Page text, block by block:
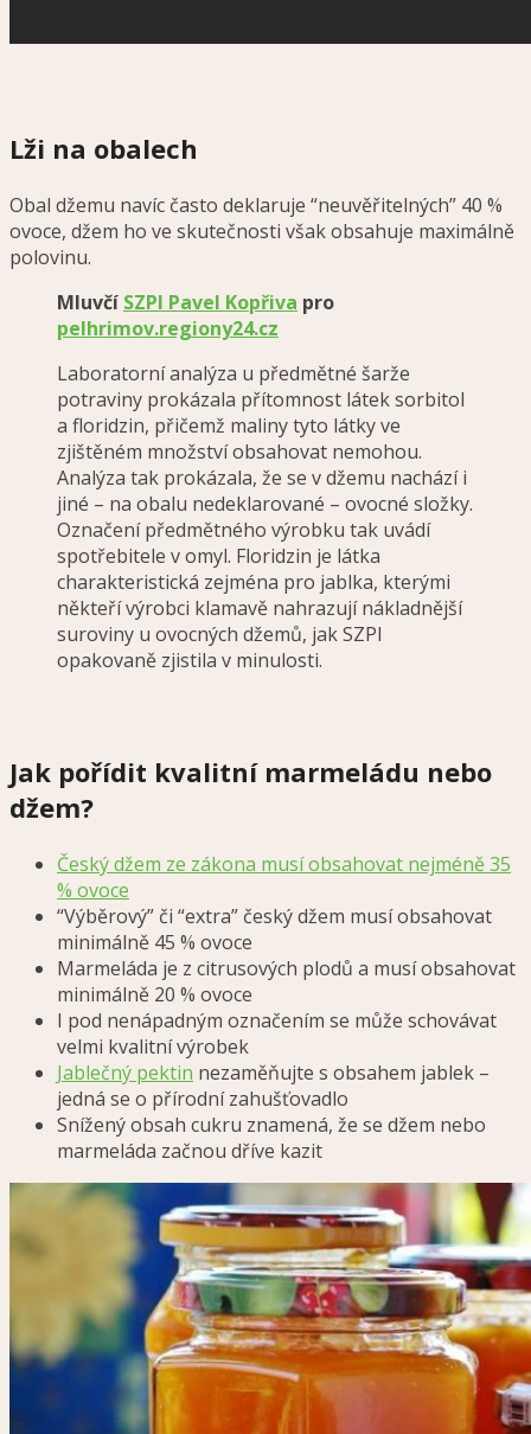
Lži na obalech
Obal džemu navíc často deklaruje “neuvěřitelných” 40 %
ovoce, džem ho ve skutečnosti však obsahuje maximálně
polovinu.
Mluvčí SZPI Pavel Kopřiva pro
pelhrimov.regiony24.cz
Laboratorní analýza u předmětné šarže
potraviny prokázala přítomnost látek sorbitol
a floridzin, přičemž maliny tyto látky ve
zjištěném množství obsahovat nemohou.
Analýza tak prokázala, že se v džemu nachází i
jiné – na obalu nedeklarované – ovocné složky.
Označení předmětného výrobku tak uvádí
spotřebitele v omyl. Floridzin je látka
charakteristická zejména pro jablka, kterými
někteří výrobci klamavě nahrazují nákladnější
suroviny u ovocných džemů, jak SZPI
opakovaně zjistila v minulosti.
Jak pořídit kvalitní marmeládu nebo
džem?
Český džem ze zákona musí obsahovat nejméně 35
% ovoce
“Výběrový” či “extra” český džem musí obsahovat
minimálně 45 % ovoce
Marmeláda je z citrusových plodů a musí obsahovat
minimálně 20 % ovoce
I pod nenápadným označením se může schovávat
velmi kvalitní výrobek
Jablečný pektin nezaměňujte s obsahem jablek –
jedná se o přírodní zahušťovadlo
Snížený obsah cukru znamená, že se džem nebo
marmeláda začnou dříve kazit